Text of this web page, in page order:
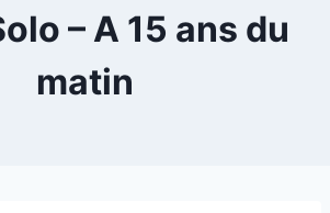
– A 15 ans du
matin